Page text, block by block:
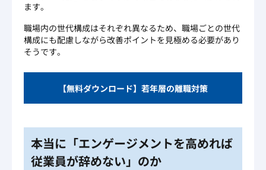
ます。
職場内の世代構成はそれぞれ異なるため、職場ごとの世代
構成にも配慮しながら改善ポイントを見極める必要があり
そうです。
【無料ダウンロード】若年層の離職対策
本当に「エンゲージメントを高めれば
従業員が辞めない」のか